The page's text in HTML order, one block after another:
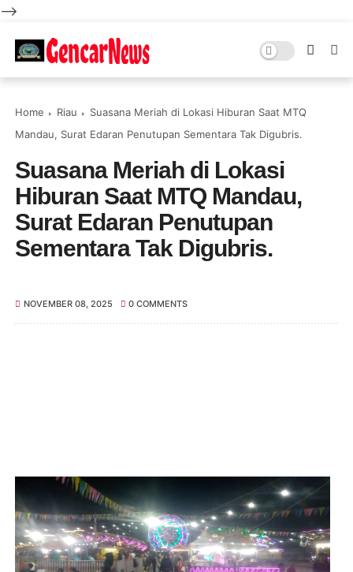
-->
Home Riau
Suasana Meriah di Lokasi Hiburan Saat MTQ
Mandau, Surat Edaran Penutupan Sementara Tak Digubris.
Suasana Meriah di Lokasi
Hiburan Saat MTQ Mandau,
Surat Edaran Penutupan
Sementara Tak Digubris.
NOVEMBER 08, 2025 0 COMMENTS